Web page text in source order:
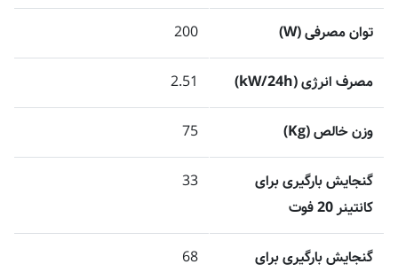
توان مصرفی (W) 200
مصرف انرژی (kW/24h) 2.51
وزن خالص (Kg) 75
گنجایش بارگیری برای
کانتینر 20 فوت
33
گنجایش بارگیری برای
68